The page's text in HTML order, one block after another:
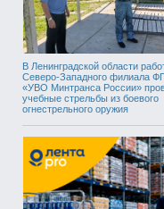
В Ленинградской области
Северо-Западного филиала
«УВО Минтранса России»
учебные стрельбы из боевого
огнестрельного оружия